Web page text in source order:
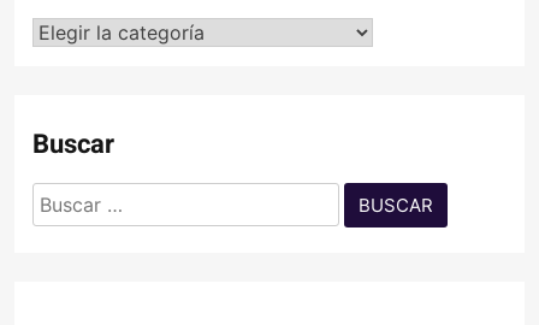
Categorías
Buscar
Buscar: